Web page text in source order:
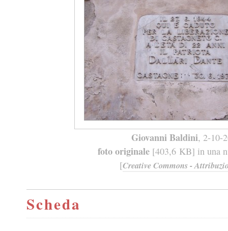
Giovanni Baldini, 2-10-
foto originale [403,6 KB] in una
[Creative Commons -
Scheda